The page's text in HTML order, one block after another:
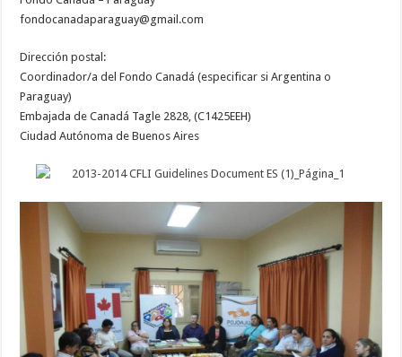
fondocanadaparaguay@gmail.com
Dirección postal:
Coordinador/a del Fondo Canadá (especificar si Argentina o
Paraguay)
Embajada de Canadá Tagle 2828, (C1425EEH)
Ciudad Autónoma de Buenos Aires